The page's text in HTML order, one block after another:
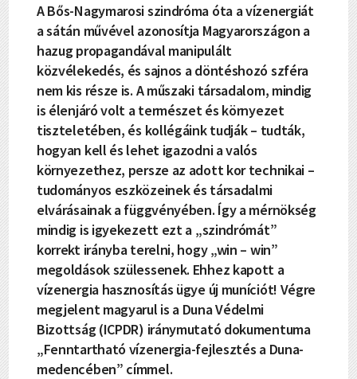
A Bős-Nagymarosi szindróma óta a vízenergiát
a sátán művével azonosítja Magyarországon a
hazug propagandával manipulált
közvélekedés, és sajnos a döntéshozó szféra
nem kis része is. A műszaki társadalom, mindig
is élenjáró volt a természet és környezet
tiszteletében, és kollégáink tudják – tudták,
hogyan kell és lehet igazodni a valós
környezethez, persze az adott kor technikai –
tudományos eszközeinek és társadalmi
elvárásainak a függvényében. Így a mérnökség
mindig is igyekezett ezt a „szindrómát”
korrekt irányba terelni, hogy „win – win”
megoldások szülessenek. Ehhez kapott a
vízenergia hasznosítás ügye új muníciót! Végre
megjelent magyarul is a Duna Védelmi
Bizottság (ICPDR) iránymutató dokumentuma
„Fenntartható vízenergia-fejlesztés a Duna-
medencében” címmel.